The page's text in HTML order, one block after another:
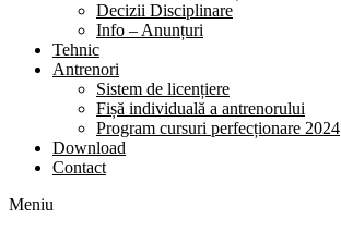
Decizii Disciplinare
Info – Anunțuri
Tehnic
Antrenori
Sistem de licențiere
Fișă individuală a antrenorului
Program cursuri perfecționare 2024
Download
Contact
Meniu